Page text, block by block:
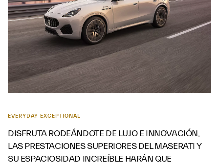
EVERYDAY EXCEPTIONAL
DISFRUTA RODEÁNDOTE DE LUJO E INNOVACIÓN,
LAS PRESTACIONES SUPERIORES DEL MASERATI Y
SU ESPACIOSIDAD INCREÍBLE HARÁN QUE